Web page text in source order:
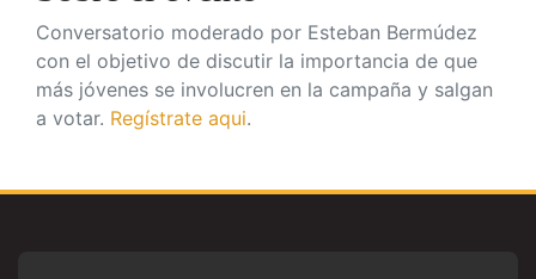
Conversatorio moderado por Esteban Bermúdez
con el objetivo de discutir la importancia de que
más jóvenes se involucren en la campaña y salgan
a votar. Regístrate aqui.